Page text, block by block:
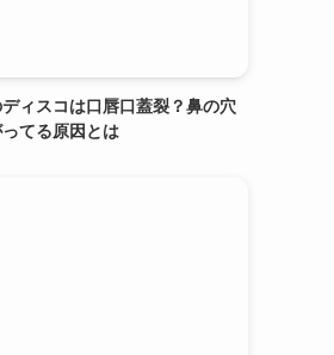
ィスコは口唇口蓋裂？鼻の穴
てる原因とは